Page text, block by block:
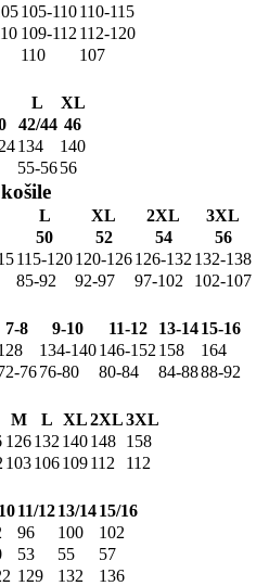
105-110110-115
109-112 112-120
110 107
L
XL
42/44 46
134
140
55-5656
L XL 2XL
3XL
50 52 54
56
115-120120-126126-132 132-138
85-92 92-97 97-102 102-107
7-8 9-10 11-12 13-1415-16
134-140146-152 158
164
7676-80 80-84 84-8888-92
M L XL2XL3XL
126132 140148 158
103106109112 112
11/1213/1415/16
96 100
102
53 55
57
129 132 136